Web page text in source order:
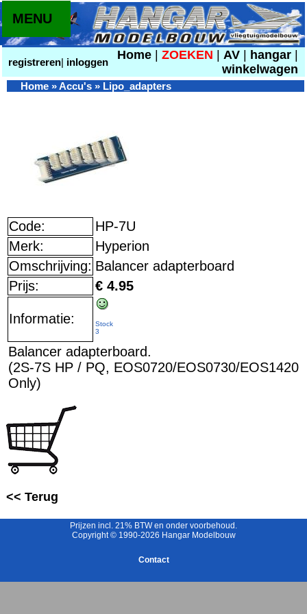
registreren| inloggen
Home ZOEKEN AV hangar
winkelwagen
MENU
Home »Accu's » Lipo_adapters
Code:
HP-7U
Merk:
Hyperion
Omschrijving: Balancer adapterboard
Prijs:
€ 4.95
Informatie:
Stock
3
Balancer adapterboard.
(2S-7S HP / PQ, EOS0720/EOS0730/EOS1420
Only)
<< Terug
Prijzen incl. 21% BTW en onder voorbehoud.
Copyright © 1990-2026 Hangar Modelbouw
Contact